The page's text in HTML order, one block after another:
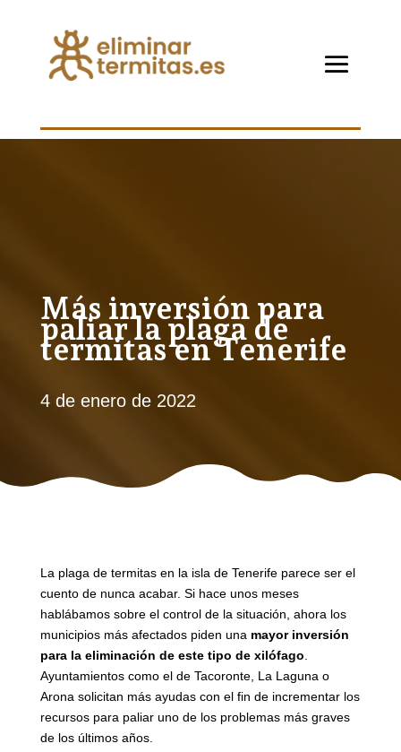
Más inversión para
paliar la plaga de
termitas en Tenerife
4 de enero de 2022
La plaga de termitas en la isla de Tenerife parece ser el
cuento de nunca acabar. Si hace unos meses
hablábamos sobre el control de la situación, ahora los
municipios más afectados piden una mayor inversión
para la eliminación de este tipo de xilófago.
Ayuntamientos como el de Tacoronte, La Laguna o
Arona solicitan más ayudas con el fin de incrementar los
recursos para paliar uno de los problemas más graves
de los últimos años.